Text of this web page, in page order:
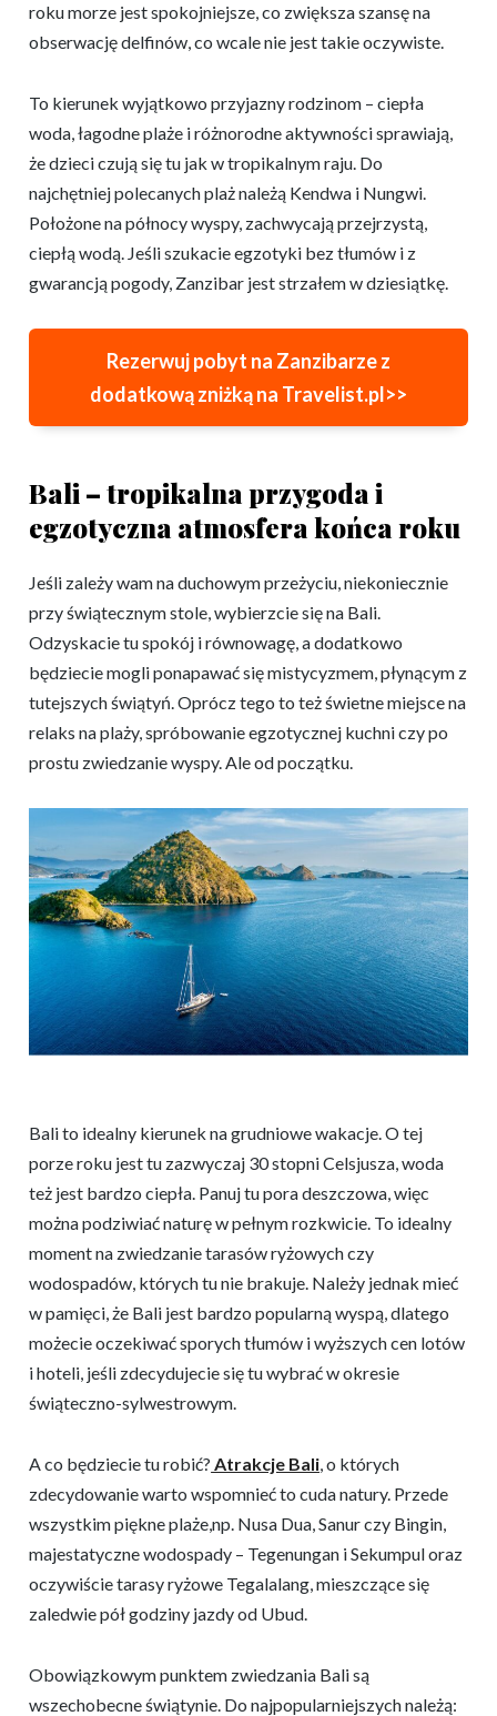
roku morze jest spokojniejsze, co zwiększa szansę na
obserwację delfinów, co wcale nie jest takie oczywiste.
To kierunek wyjątkowo przyjazny rodzinom – ciepła
woda, łagodne plaże i różnorodne aktywności sprawiają,
że dzieci czują się tu jak w tropikalnym raju. Do
najchętniej polecanych plaż należą Kendwa i Nungwi.
Położone na północy wyspy, zachwycają przejrzystą,
ciepłą wodą. Jeśli szukacie egzotyki bez tłumów i z
gwarancją pogody, Zanzibar jest strzałem w dziesiątkę.
Rezerwuj pobyt na Zanzibarze z
dodatkową zniżką na Travelist.pl>>
Bali – tropikalna przygoda i
egzotyczna atmosfera końca roku
Jeśli zależy wam na duchowym przeżyciu, niekoniecznie
przy świątecznym stole, wybierzcie się na Bali.
Odzyskacie tu spokój i równowagę, a dodatkowo
będziecie mogli ponapawać się mistycyzmem, płynącym z
tutejszych świątyń. Oprócz tego to też świetne miejsce na
relaks na plaży, spróbowanie egzotycznej kuchni czy po
prostu zwiedzanie wyspy. Ale od początku.
Bali to idealny kierunek na grudniowe wakacje. O tej
porze roku jest tu zazwyczaj 30 stopni Celsjusza, woda
też jest bardzo ciepła. Panuj tu pora deszczowa, więc
można podziwiać naturę w pełnym rozkwicie. To idealny
moment na zwiedzanie tarasów ryżowych czy
wodospadów, których tu nie brakuje. Należy jednak mieć
w pamięci, że Bali jest bardzo popularną wyspą, dlatego
możecie oczekiwać sporych tłumów i wyższych cen lotów
i hoteli, jeśli zdecydujecie się tu wybrać w okresie
świąteczno-sylwestrowym.
A co będziecie tu robić? Atrakcje Bali, o których
zdecydowanie warto wspomnieć to cuda natury. Przede
wszystkim piękne plaże,np. Nusa Dua, Sanur czy Bingin,
majestatyczne wodospady – Tegenungan i Sekumpul oraz
oczywiście tarasy ryżowe Tegalalang, mieszczące się
zaledwie pół godziny jazdy od Ubud.
Obowiązkowym punktem zwiedzania Bali są
wszechobecne świątynie. Do najpopularniejszych należą: